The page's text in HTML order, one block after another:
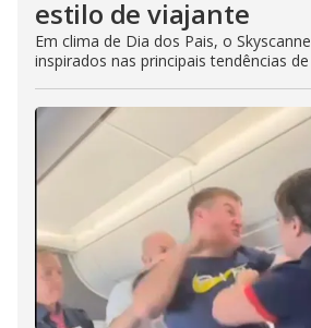
estilo de viajante
Em clima de Dia dos Pais, o
inspirados nas principais tendências